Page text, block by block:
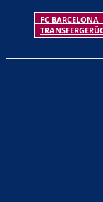
FC BARCELONA